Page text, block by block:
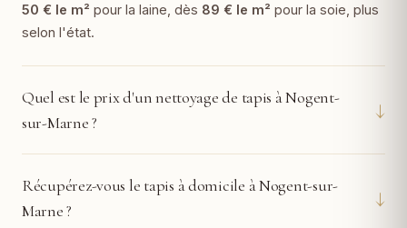
50 € le m² pour la laine, dès 89 € le m² pour la soie, plus
selon l'état.
Quel est le prix d'un nettoyage de tapis à Nogent-
sur-Marne ?
↓
Récupérez-vous le tapis à domicile à Nogent-sur-
Marne ?
↓